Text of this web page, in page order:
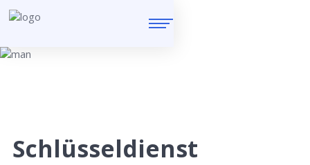
Schlüsseldienst